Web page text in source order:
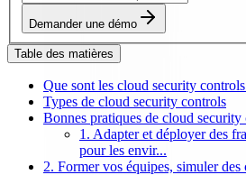
Demander une démo
Table des matières
Que sont les cloud security
Types de cloud security controls
Bonnes pratiques de cloud security
1. Adapter et déployer des
pour les envir...
2. Former vos équipes, simuler